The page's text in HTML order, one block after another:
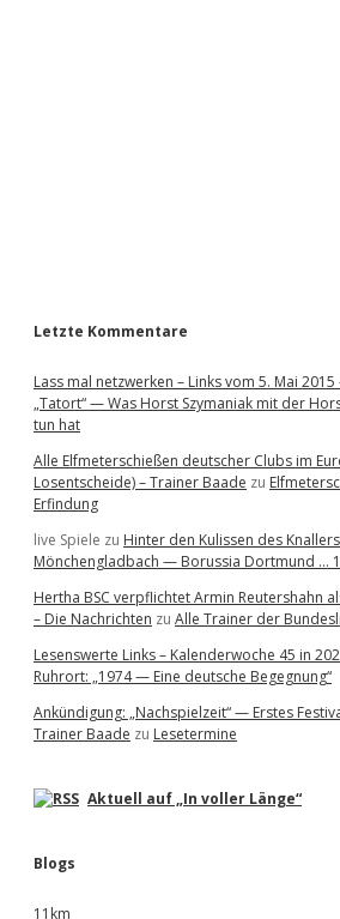
Letzte Kommentare
Lass mal netzwerken – Links vom 5. Mai
„Tatort“ — Was Horst Szymaniak mit der
tun hat
Alle Elfmeterschießen deutscher Clubs im
Losentscheide) – Trainer Baade zu
Erfindung
live Spiele zu Hinter den Kulissen des
Mönchengladbach — Borussia Dortmund …
Hertha BSC verpflichtet Armin Reutershahn
– Die Nachrichten zu Alle Trainer der
Lesenswerte Links – Kalenderwoche 45 in
Ruhrort: „1974 — Eine deutsche Begegnung“
Ankündigung: „Nachspielzeit“ — Erstes
Trainer Baade zu Lesetermine
Aktuell auf „In voller Länge“
Blogs
11km